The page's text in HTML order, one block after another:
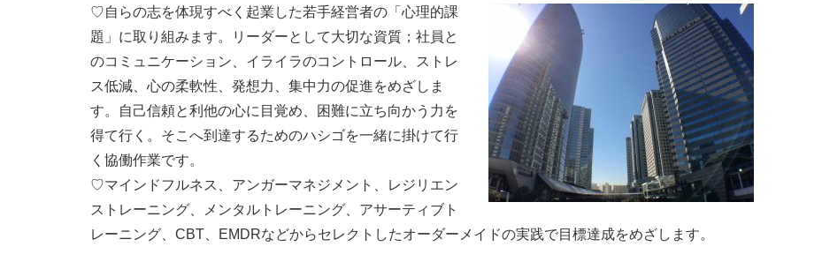
♡自らの志を体現すべく起業した若手経営者の「心理的課
題」に取り組みます。リーダーとして大切な資質；社員と
のコミュニケーション、イライラのコントロール、ストレ
ス低減、心の柔軟性、発想力、集中力の促進をめざしま
す。自己信頼と利他の心に目覚め、困難に立ち向かう力を
得て行く。そこへ到達するためのハシゴを一緒に掛けて行
く協働作業です。
♡マインドフルネス、アンガーマネジメント、レジリエン
ストレーニング、メンタルトレーニング、アサーティブト
レーニング、CBT、EMDRなどからセレクトしたオーダーメイドの実践で目標達成をめざします。